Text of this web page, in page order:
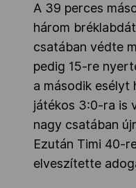
A 39 perces
három
csatában védte
pedig 15-re
a második esélyt
játékos 3:0-ra is
nagy csatában
Ezután Timi 40-
elveszítette